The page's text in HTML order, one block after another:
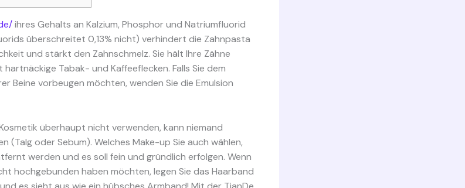
ihres Gehalts an Kalzium, Phosphor und Natriumfluorid
überschreitet 0,13% nicht) verhindert die Zahnpasta
und stärkt den Zahnschmelz. Sie hält Ihre Zähne
Tabak- und Kaffeeflecken. Falls Sie dem
Beine vorbeugen möchten, wenden Sie die Emulsion
überhaupt nicht verwenden, kann niemand
(Talg oder Sebum). Welches Make-up Sie auch wählen,
werden und es soll fein und gründlich erfolgen. Wenn
hochgebunden haben möchten, legen Sie das Haarband